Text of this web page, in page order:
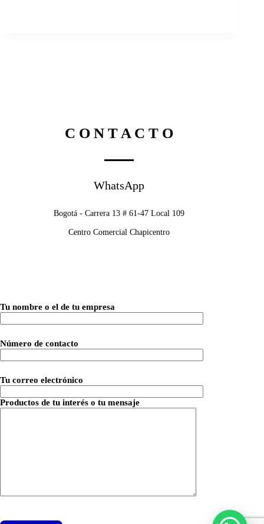
C O N T A C T O
WhatsApp
Bogotá - Carrera 13 # 61-47 Local 109
Centro Comercial Chapicentro
Tu nombre o el de tu empresa
Número de contacto
Tu correo electrónico
Productos de tu interés o tu mensaje